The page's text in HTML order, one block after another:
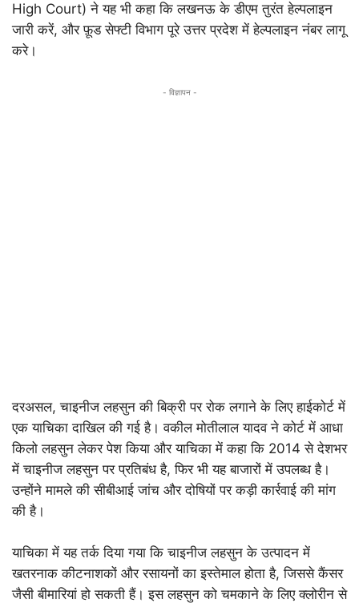
High Court) ने यह भी कहा कि लखनऊ के डीएम तुरंत हेल्पलाइन
जारी करें, और फ़ूड सेफ्टी विभाग पूरे उत्तर प्रदेश में हेल्पलाइन नंबर लागू
करे।
- विज्ञापन -
दरअसल, चाइनीज लहसुन की बिक्री पर रोक लगाने के लिए हाईकोर्ट में
एक याचिका दाखिल की गई है। वकील मोतीलाल यादव ने कोर्ट में आधा
किलो लहसुन लेकर पेश किया और याचिका में कहा कि 2014 से देशभर
में चाइनीज लहसुन पर प्रतिबंध है, फिर भी यह बाजारों में उपलब्ध है।
उन्होंने मामले की सीबीआई जांच और दोषियों पर कड़ी कार्रवाई की मांग
की है।
याचिका में यह तर्क दिया गया कि चाइनीज लहसुन के उत्पादन में
खतरनाक कीटनाशकों और रसायनों का इस्तेमाल होता है, जिससे कैंसर
जैसी बीमारियां हो सकती हैं। इस लहसुन को चमकाने के लिए क्लोरीन से